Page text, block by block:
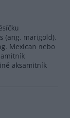
(ang. marigold).
Mexican nebo
aksamitník